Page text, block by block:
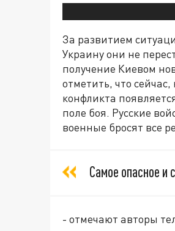
За развитием
Украину они не
получение Киевом
отметить, что
конфликта
поле боя. Русские
военные бросят все
Самое опасное и
- отмечают авторы